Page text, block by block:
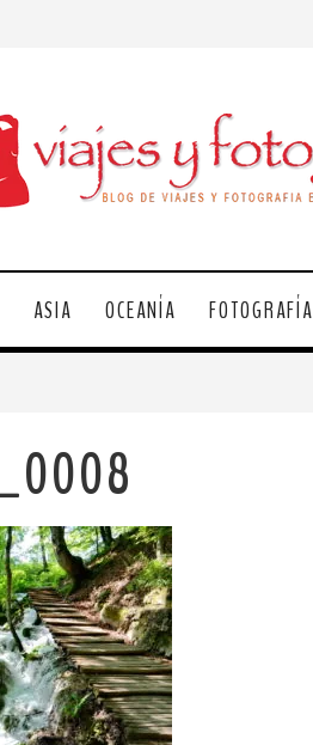
ASIA OCEANÍA FOTOGRAFÍA